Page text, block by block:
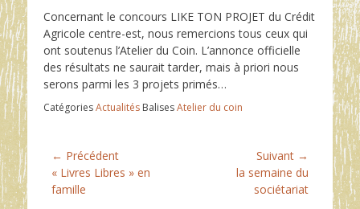
Concernant le concours LIKE TON PROJET du Crédit
Agricole centre-est, nous remercions tous ceux qui
ont soutenus l’Atelier du Coin. L’annonce officielle
des résultats ne saurait tarder, mais à priori nous
serons parmi les 3 projets primés…
CatégoriesActualités BalisesAtelier du coin
Navigation
de
l’article
← Précédent
Article
précédent :
« Livres Libres » en
famille
Suivant →
la semaine du
sociétariat